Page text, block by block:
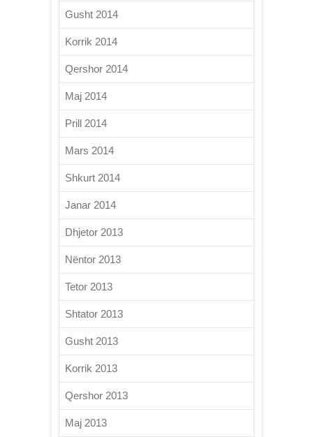
Gusht 2014
Korrik 2014
Qershor 2014
Maj 2014
Prill 2014
Mars 2014
Shkurt 2014
Janar 2014
Dhjetor 2013
Nëntor 2013
Tetor 2013
Shtator 2013
Gusht 2013
Korrik 2013
Qershor 2013
Maj 2013